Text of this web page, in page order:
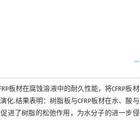
板材在腐蚀溶液中的耐久性能，将CFRP板材
化.结果表明：树脂板与CFRP板材在水、酸与
进了树脂的松弛作用，为水分子的进一步侵